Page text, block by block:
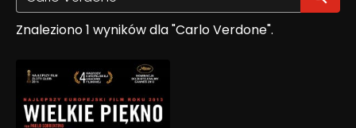
Znaleziono 1 wyników dla "Carlo Verdone".